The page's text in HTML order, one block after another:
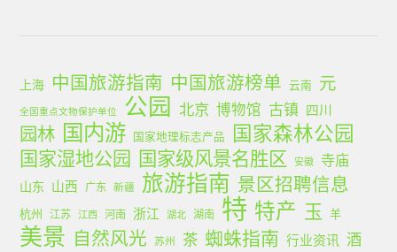
上海 中国旅游指南 中国旅游榜单 云南 元
全国重点文物保护单位 公园 北京 博物馆 古镇 四川
园林 国内游 国家地理标志产品 国家森林公园
国家湿地公园 国家级风景名胜区 安徽 寺庙
山东 山西 广东 新疆 旅游指南 景区招聘信息
杭州 江苏 江西 河南 浙江 湖北 湖南 特 特产 玉 羊
美景 自然风光 苏州 茶 蜘蛛指南 行业资讯 酒